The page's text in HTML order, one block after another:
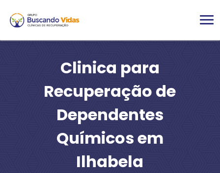
Clinica para
Recuperação de
Dependentes
Químicos em
Ilhabela